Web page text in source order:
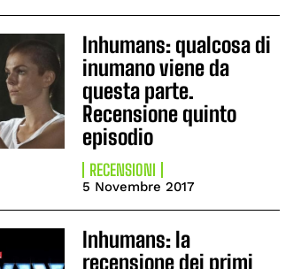
Inhumans: qualcosa di
inumano viene da
questa parte.
Recensione quinto
episodio
RECENSIONI
5 Novembre 2017
Inhumans: la
recensione dei primi